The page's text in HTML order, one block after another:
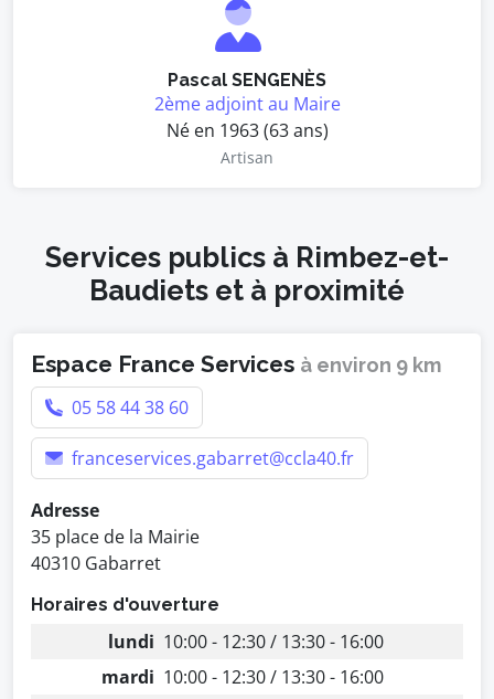
Pascal SENGENÈS
2ème adjoint au Maire
Né en 1963 (63 ans)
Artisan
Services publics à Rimbez-et-
Baudiets et à proximité
Espace France Services à environ 9 km
05 58 44 38 60
franceservices.gabarret@ccla40.fr
Adresse
35 place de la Mairie
40310 Gabarret
Horaires d'ouverture
lundi 10:00 - 12:30 / 13:30 - 16:00
mardi 10:00 - 12:30 / 13:30 - 16:00